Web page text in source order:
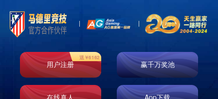
> 产品展示 > 宣传栏 > 党建宣传栏